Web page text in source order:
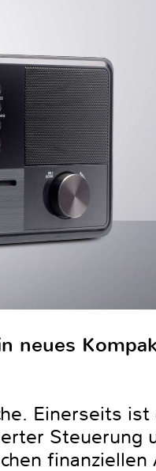
neues
Einerseits ist
Steuerung